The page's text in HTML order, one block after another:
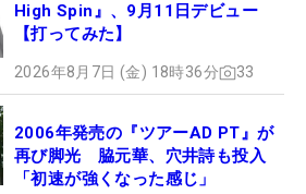
High Spin』、9月11日デビュー
【打ってみた】
2026年8月7日 (金) 18時36分 33
2006年発売の『ツアーAD PT』が
再び脚光 脇元華、穴井詩も投入
「初速が強くなった感じ」